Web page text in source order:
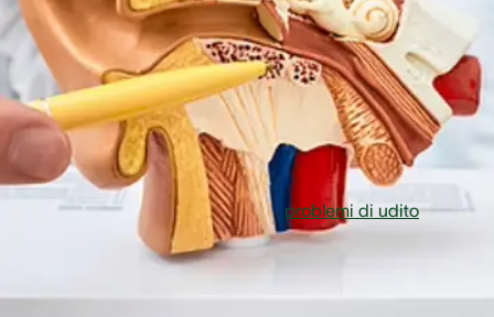
Devo fare un controllo
dell'udito?
Il più delle volte i primi sintomi di problemi di uditosi
avvertono dopo i 50 anni, ma anche bambini e adolescenti
possono soffrire di una limitazione della loro capacità